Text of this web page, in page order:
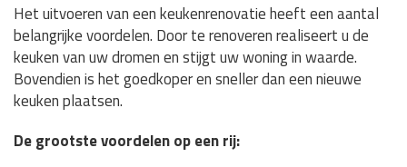
Het uitvoeren van een keukenrenovatie heeft een aantal
belangrijke voordelen. Door te renoveren realiseert u de
keuken van uw dromen en stijgt uw woning in waarde.
Bovendien is het goedkoper en sneller dan een nieuwe
keuken plaatsen.
De grootste voordelen op een rij: